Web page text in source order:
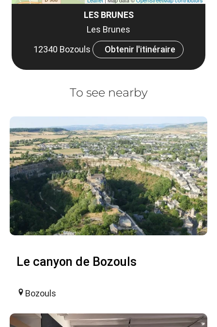
LES BRUNES
Les Brunes
12340 Bozouls
Obtenir l'itinéraire
To see nearby
Le canyon de Bozouls
Bozouls